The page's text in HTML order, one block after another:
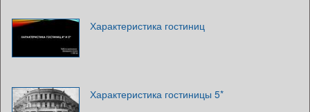
Характеристика гостиниц
Характеристика гостиницы 5*